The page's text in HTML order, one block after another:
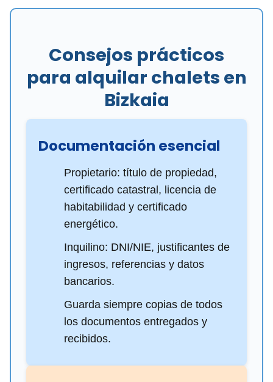
Consejos prácticos
para alquilar chalets en
Bizkaia
Documentación esencial
Propietario: título de propiedad,
certificado catastral, licencia de
habitabilidad y certificado
energético.
Inquilino: DNI/NIE, justificantes de
ingresos, referencias y datos
bancarios.
Guarda siempre copias de todos
los documentos entregados y
recibidos.